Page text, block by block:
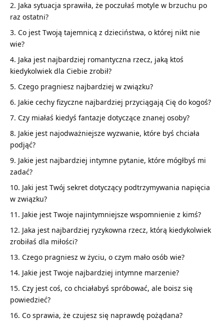
Jaka sytuacja sprawiła, że poczułaś motyle w brzuchu po
raz ostatni?
Co jest Twoją tajemnicą z dzieciństwa, o której nikt nie
wie?
Jaka jest najbardziej romantyczna rzecz, jaką ktoś
kiedykolwiek dla Ciebie zrobił?
Czego pragniesz najbardziej w związku?
Jakie cechy fizyczne najbardziej przyciągają Cię do kogoś?
Czy miałaś kiedyś fantazje dotyczące znanej osoby?
Jakie jest najodważniejsze wyzwanie, które byś chciała
podjąć?
Jakie jest najbardziej intymne pytanie, które mógłbyś mi
zadać?
Jaki jest Twój sekret dotyczący podtrzymywania napięcia
w związku?
Jakie jest Twoje najintymniejsze wspomnienie z kimś?
Jaka jest najbardziej ryzykowna rzecz, którą kiedykolwiek
zrobiłaś dla miłości?
Czego pragniesz w życiu, o czym mało osób wie?
Jakie jest Twoje najbardziej intymne marzenie?
Czy jest coś, co chciałabyś spróbować, ale boisz się
powiedzieć?
Co sprawia, że czujesz się naprawdę pożądana?